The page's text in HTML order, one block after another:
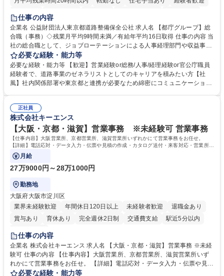
研修あり
退職金あり
駅近5分以内
資格取得手当あり 食事補助あり
仕事の内容
企業名 公益財団法人東京都道路整備保全公社 求人名 【都庁グループ】総
合職（事務）◇残業月平均9時間未満／有給年平均16日取得 仕事の内容 当
社の総合職として、ジョブローテーションによる人事経理部門や収益事業
等のフロント部門の部署等幅広い部署での業務をお任せいたします。研修
制度やキャリア支援が充実しております！ ※下記業務詳細 【業務詳細】■
管理部門：広報、人事、経理など当公社の運営に係る管理業務 ■収益部
門：駐車場の新規開拓、管理運営、新宿駅西口広場の「イベントコーナ
道路施設や道路工事現場の見学ツアー事業 ※入社後は上記いずれかの部門
へ配属。※業務内容変更の範囲：会社の定める業務 募集職種 【都庁グル
ープ】総合職（事務）◇残業月平均9時間未満／有給年平均16日取得
必要な経験・能力等
必要な経験・能力等 【歓迎】営業経験or総務/人事/経理経験or官公庁職員
経験者で、道路事業のゼネラリストとしてのキャリアを積みたい方【社
風】社内関係部署や東京都と連携が必要なため綿密にコミュニケーション
部門など多岐に渡る業務を経験できます。 ■様々なプロジェクト：駐車場
事業の他、新宿駅西口広場内に設置された照明を兼ねた広告「ブライトサ
イン」の管理運営を行うなど、事業収益を生み出す活動を積極的に行って
います。 学歴・資格 学歴：大学院 大学 高専 短大 専修学校 高校 語学力：
資格：
正社員
株式会社キーエンス
【大阪・京都・滋賀】営業事務 ※未経験可 営業事務
【仕事内容】大阪営業所、京都営業所、滋賀営業所いずれかにて営業事務をお任せ。
【詳細】電話応対・データ入力・伝票や見積の作成・カタログ送付・来客対応・営業所内
で発生する事務業務や業務改善をお任せ。
月給
27万9000円～28万1000円
勤務地
大阪府大阪市淀川区
業界未経験歓迎
年間休日120日以上 未経験者歓迎
退職金あり
賞与あり
育休あり 完全週休2日制 交通費支給
駅近5分以内
土日祝休み
仕事の内容
企業名 株式会社キーエンス 求人名 【大阪・京都・滋賀】営業事務 ※未経
験可 仕事の内容 【仕事内容】大阪営業所、京都営業所、滋賀営業所いず
れかにて営業事務をお任せ。 【詳細】電話応対・データ入力・伝票や見積
の作成・カタログ送付・来客対応・営業所内で発生する事務業務や業務改
必要な経験・能力等